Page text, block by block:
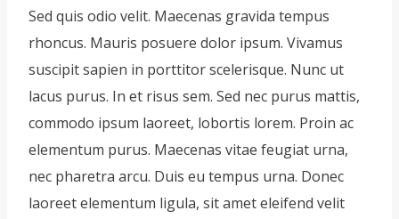
Sed quis odio velit. Maecenas gravida tempus
rhoncus. Mauris posuere dolor ipsum. Vivamus
suscipit sapien in porttitor scelerisque. Nunc ut
lacus purus. In et risus sem. Sed nec purus mattis,
commodo ipsum laoreet, lobortis lorem. Proin ac
elementum purus. Maecenas vitae feugiat urna,
nec pharetra arcu. Duis eu tempus urna. Donec
laoreet elementum ligula, sit amet eleifend velit